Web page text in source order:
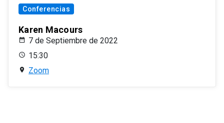
Conferencias
Karen Macours
7 de Septiembre de 2022
15:30
Zoom